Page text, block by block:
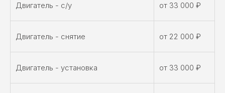
Двигатель - с/у от 33 000 ₽
Двигатель - снятие от 22 000 ₽
Двигатель - установка от 33 000 ₽